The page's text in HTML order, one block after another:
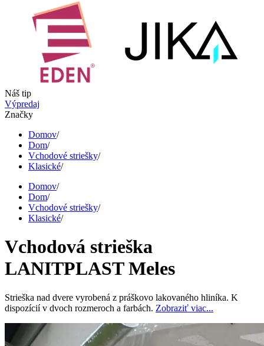
Náš tip
Výpredaj
Značky
Domov/
Dom/
Vchodové striešky/
Klasické/
Domov/
Dom/
Vchodové striešky/
Klasické/
Vchodová strieška
LANITPLAST Meles
Strieška nad dvere vyrobená z práškovo lakovaného hliníka. K
dispozícií v dvoch rozmeroch a farbách. Zobraziť viac...